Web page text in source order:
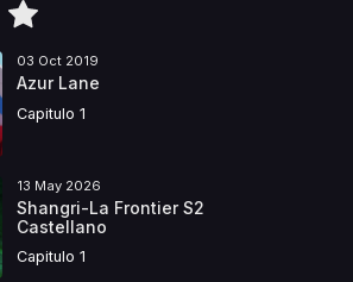
03 Oct 2019
Azur Lane
Capitulo 1
13 May 2026
Shangri-La Frontier S2
Castellano
Capitulo 1